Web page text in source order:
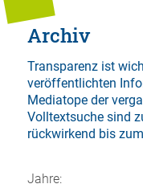
Archiv
Transparenz ist
veröffentlichten
Mediatope der
Volltextsuchesind
rückwirkend bis
Jahre: